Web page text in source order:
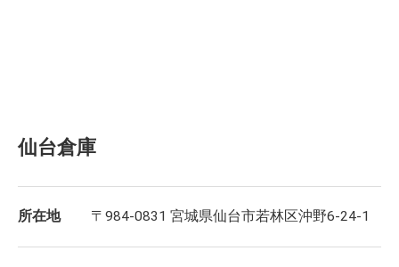
仙台倉庫
所在地 〒984-0831 宮城県仙台市若林区沖野6-24-1